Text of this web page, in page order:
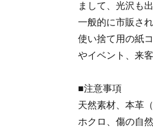
まして、光沢も
一般的に市販さ
使い捨て用の紙
やイベント、来
■注意事項
天然素材、本革
ホクロ、傷の自